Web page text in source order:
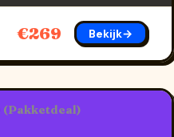
€269 Bekijk→
(Pakketdeal)